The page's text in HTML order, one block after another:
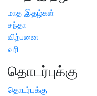
மாத இதழ்கள்
சந்தா
விற்பனை
வரி
தொடர்புக்கு
தொடர்புக்கு